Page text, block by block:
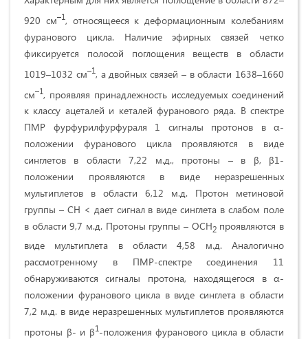
920 см–1, относящееся к деформационным колебаниям
фуранового цикла. Наличие эфирных связей четко
фиксируется полосой поглощения веществ в области
1019–1032 см–1, а двойных связей – в области 1638–1660
см–1, проявляя принадлежность исследуемых соединений
к классу ацеталей и кеталей фуранового ряда. В спектре
ПМР фурфурилфурфураля 1 сигналы протонов в α-
положении фуранового цикла проявляются в виде
синглетов в области 7,22 м.д., протоны – в β, β1-
положении проявляются в виде неразрешенных
мультиплетов в области 6,12 м.д. Протон метиновой
группы – СН < дает сигнал в виде синглета в слабом поле
в области 9,7 м.д. Протоны группы – ОСН2проявляются в
виде мультиплета в области 4,58 м.д. Аналогично
рассмотренному в ПМР-спектре соединения 11
обнаруживаются сигналы протона, находящегося в α-
положении фуранового цикла в виде синглета в области
7,2 м.д. в виде неразрешенных мультиплетов проявляются
протоны β- и β1-положения фуранового цикла в области